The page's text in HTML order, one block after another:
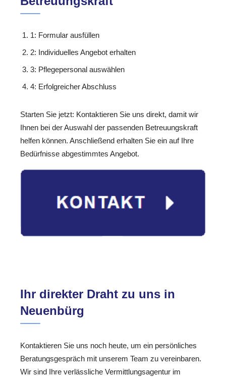
1: Formular ausfüllen
2: Individuelles Angebot erhalten
3: Pflegepersonal auswählen
4: Erfolgreicher Abschluss
Starten Sie jetzt: Kontaktieren Sie uns direkt, damit wir
Ihnen bei der Auswahl der passenden Betreuungskraft
helfen können. Anschließend erhalten Sie ein auf Ihre
Bedürfnisse abgestimmtes Angebot.
Ihr direkter Draht zu uns in
Neuenbürg
Kontaktieren Sie uns noch heute, um ein persönliches
Beratungsgespräch mit unserem Team zu vereinbaren.
Wir sind Ihre verlässliche Vermittlungsagentur im